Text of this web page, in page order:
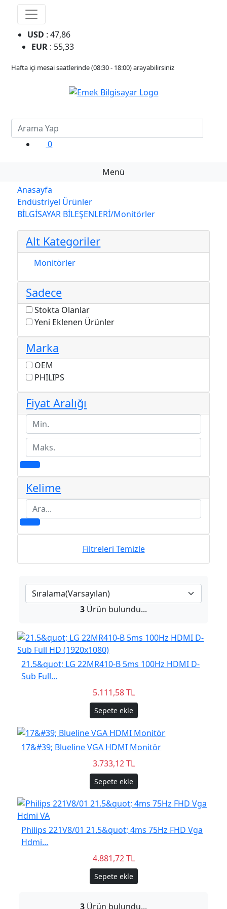
USD : 47,86
EUR : 55,33
Hafta içi mesai saatlerinde (08:30 - 18:00) arayabilirsiniz
0
Menü
Anasayfa
Endüstriyel Ürünler
BİLGİSAYAR BİLEŞENLERİ/Monitörler
Alt Kategoriler
Monitörler
Sadece
Stokta Olanlar
Yeni Eklenen Ürünler
Marka
OEM
PHILIPS
Fiyat Aralığı
Kelime
Filtreleri Temizle
3 Ürün bulundu...
21.5&quot; LG 22MR410-B 5ms 100Hz HDMI D-
Sub Full...
5.111,58 TL
Sepete ekle
17&#39; Blueline VGA HDMI Monitör
3.733,12 TL
Sepete ekle
Philips 221V8/01 21.5&quot; 4ms 75Hz FHD Vga
Hdmi...
4.881,72 TL
Sepete ekle
3 Ürün bulundu...